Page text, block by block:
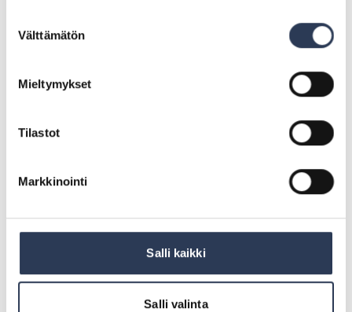
valinta
Välttämätön
Mieltymykset
Tilastot
Markkinointi
Salli kaikki
Salli valinta
Jussi Likitalo
Lähetä sähköposti
+358408011592
LUE LISÄÄ UUTISIA
Uutinen 5.8.2026
Sari Nummi projektinjohto- ja